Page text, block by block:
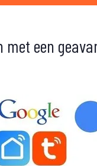
met een